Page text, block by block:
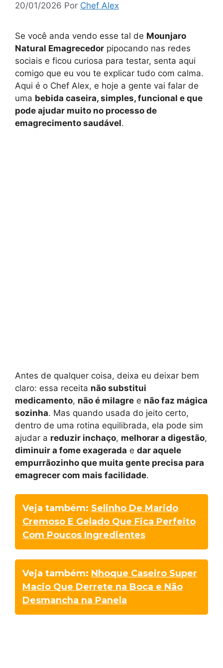
20/01/2026 Por Chef Alex
Se você anda vendo esse tal de Mounjaro
Natural Emagrecedor pipocando nas redes
sociais e ficou curiosa para testar, senta aqui
comigo que eu vou te explicar tudo com calma.
Aqui é o Chef Alex, e hoje a gente vai falar de
uma bebida caseira, simples, funcional e que
pode ajudar muito no processo de
emagrecimento saudável.
Antes de qualquer coisa, deixa eu deixar bem
claro: essa receita não substitui
medicamento, não é milagre e não faz mágica
sozinha. Mas quando usada do jeito certo,
dentro de uma rotina equilibrada, ela pode sim
ajudar a reduzir inchaço, melhorar a digestão,
diminuir a fome exagerada e dar aquele
empurrãozinho que muita gente precisa para
emagrecer com mais facilidade.
Veja também: Selinho De Marido
Cremoso E Gelado Que Fica Perfeito
Com Poucos Ingredientes
Veja também: Nhoque Caseiro Super
Macio Que Derrete na Boca e Não
Desmancha na Panela